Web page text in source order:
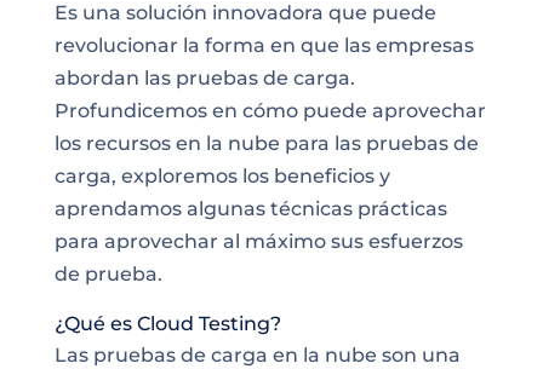
Es una solución innovadora que puede
revolucionar la forma en que las empresas
abordan las pruebas de carga.
Profundicemos en cómo puede aprovechar
los recursos en la nube para las pruebas de
carga, exploremos los beneficios y
aprendamos algunas técnicas prácticas
para aprovechar al máximo sus esfuerzos
de prueba.
¿Qué es Cloud Testing?
Las pruebas de carga en la nube son una